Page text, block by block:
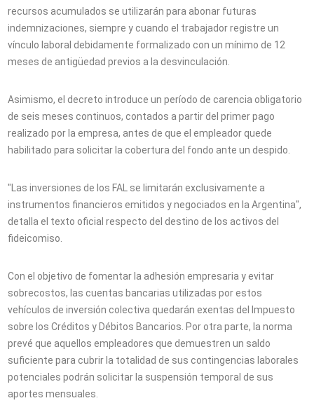
recursos acumulados se utilizarán para abonar futuras
indemnizaciones, siempre y cuando el trabajador registre un
vínculo laboral debidamente formalizado con un mínimo de 12
meses de antigüedad previos a la desvinculación.
Asimismo, el decreto introduce un período de carencia obligatorio
de seis meses continuos, contados a partir del primer pago
realizado por la empresa, antes de que el empleador quede
habilitado para solicitar la cobertura del fondo ante un despido.
"Las inversiones de los FAL se limitarán exclusivamente a
instrumentos financieros emitidos y negociados en la Argentina",
detalla el texto oficial respecto del destino de los activos del
fideicomiso.
Con el objetivo de fomentar la adhesión empresaria y evitar
sobrecostos, las cuentas bancarias utilizadas por estos
vehículos de inversión colectiva quedarán exentas del Impuesto
sobre los Créditos y Débitos Bancarios. Por otra parte, la norma
prevé que aquellos empleadores que demuestren un saldo
suficiente para cubrir la totalidad de sus contingencias laborales
potenciales podrán solicitar la suspensión temporal de sus
aportes mensuales.